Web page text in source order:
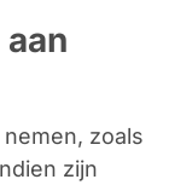
zoals
zijn